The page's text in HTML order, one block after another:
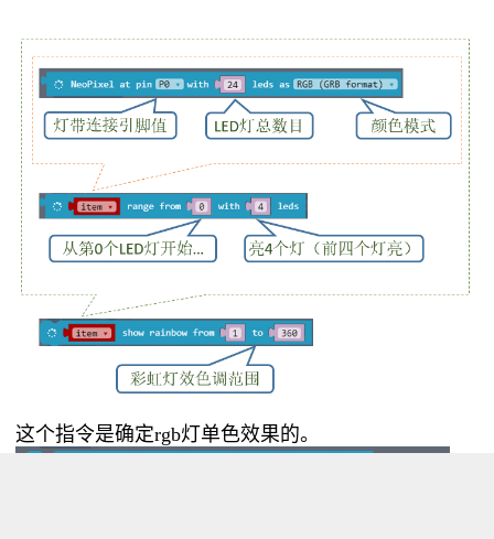
这个指令是确定rgb灯单色效果的。